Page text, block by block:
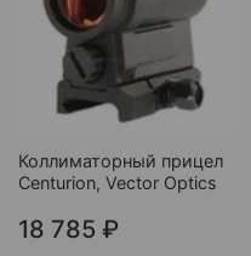
Коллиматорный прицел
Centurion, Vector Optics
18 785 ₽